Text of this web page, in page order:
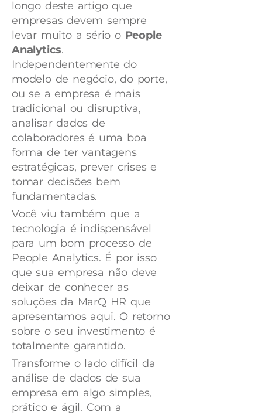
longo deste artigo que
empresas devem sempre
levar muito a sério o People
Analytics.
Independentemente do
modelo de negócio, do porte,
ou se a empresa é mais
tradicional ou disruptiva,
analisar dados de
colaboradores é uma boa
forma de ter vantagens
estratégicas, prever crises e
tomar decisões bem
fundamentadas.
Você viu também que a
tecnologia é indispensável
para um bom processo de
People Analytics. É por isso
que sua empresa não deve
deixar de conhecer as
soluções da MarQ HR que
apresentamos aqui. O retorno
sobre o seu investimento é
totalmente garantido.
Transforme o lado difícil da
análise de dados de sua
empresa em algo simples,
prático e ágil. Com a